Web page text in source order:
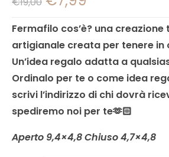
Fermafilo cos’è? una
artigianale creata per tenere in
Un’idea regalo adatta a
Ordinalo per te o come idea
scrivi l’indirizzo di chi dovrà
spediremo noi per te🫶🏻
Aperto 9,4×4,8 Chiuso 4,7×4,8